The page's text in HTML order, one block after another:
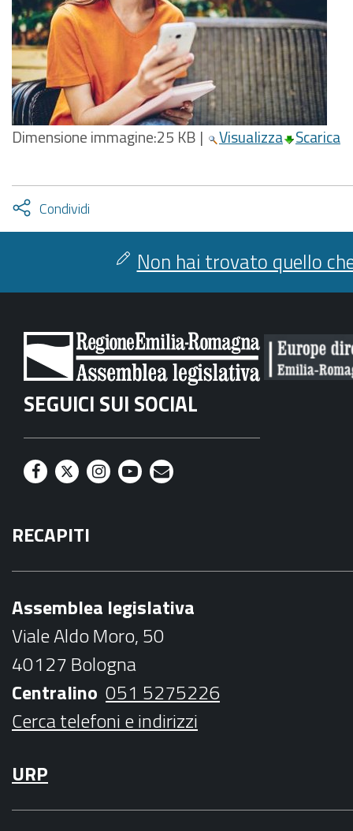
Dimensione immagine:25 KB | Visualizza Scarica
Condividi
facebook
twitter
Attiva
condividi
Non hai trovato quello
SEGUICI SUI SOCIAL
F
c
e
k
T
i
t
I
t
a
m
Y
t
b
e
M
l
RECAPITI
Assemblea legislativa
Viale Aldo Moro, 50
40127 Bologna
Centralino 051 5275226
Cerca telefoni e indirizzi
URP